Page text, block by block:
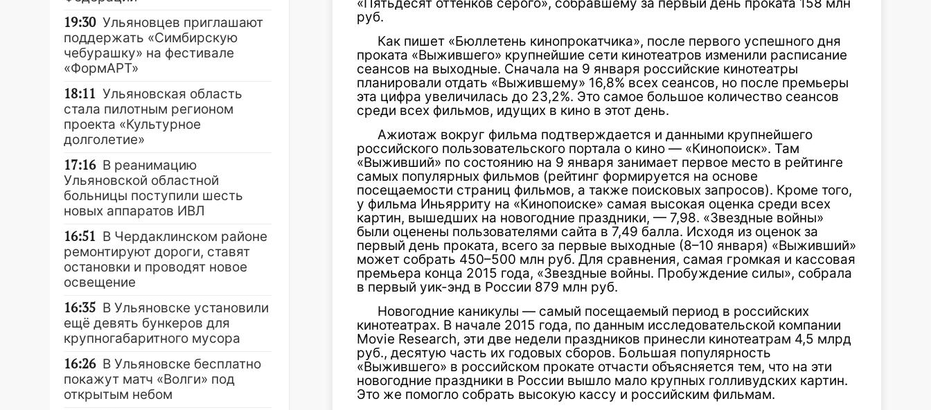
руб.
Как пишет «Бюллетень кинопрокатчика», после первого успешного дня
проката «Выжившего» крупнейшие сети кинотеатров изменили расписание
сеансов на выходные. Сначала на 9 января российские кинотеатры
планировали отдать «Выжившему» 16,8% всех сеансов, но после премьеры
эта цифра увеличилась до 23,2%. Это самое большое количество сеансов
среди всех фильмов, идущих в кино в этот день.​
Ажиотаж вокруг фильма подтверждается и данными крупнейшего
российского пользовательского портала о кино — «Кинопоиск». Там
«Выживший» по состоянию на 9 января занимает первое место в рейтинге
самых популярных фильмов (рейтинг формируется на основе
посещаемости страниц фильмов, а также поисковых запросов). Кроме того,
у фильма Иньярриту на «Кинопоиске» самая высокая оценка среди всех
картин, вышедших на новогодние праздники, — 7,98.​ «Звездные войны»
были оценены пользователями сайта в 7,49 балла. Исходя из оценок за
первый день проката, всего за первые выходные (8–10 января) «Выживший»
может собрать 450–500 млн руб. Для сравнения, самая громкая и кассовая
премьера конца 2015 года, «Звездные войны. Пробуждение силы», собрала
в первый уик-энд в России 879 млн руб.
Новогодние каникулы — самый посещаемый период в российских
кинотеатрах. В начале 2015 года, по данным исследовательской компании
Movie Research, эти две недели праздников принесли кинотеатрам 4,5 млрд
руб., десятую часть их годовых сборов. ​Большая популярность
«Выжившего» в российском прокате отчасти объясняется тем, что на эти
новогодние праздники в России вышло мало крупных голливудских картин.
Это же помогло собрать высокую кассу и российским фильмам.
19:30 Ульяновцев приглашают
поддержать «Симбирскую
чебурашку» на фестивале
«ФормАРТ»
18:11 Ульяновская область
стала пилотным регионом
проекта «Культурное
долголетие»
17:16 В реанимацию
Ульяновской областной
больницы поступили шесть
новых аппаратов ИВЛ
16:51 В Чердаклинском районе
ремонтируют дороги, ставят
остановки и проводят новое
освещение
16:35 В Ульяновске установили
ещё девять бункеров для
крупногабаритного мусора
16:26 В Ульяновске бесплатно
покажут матч «Волги» под
открытым небом